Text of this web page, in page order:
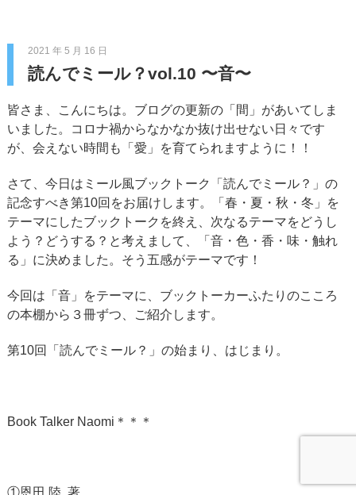
2021 年 5 月 16 日
読んでミール？vol.10 〜音〜
皆さま、こんにちは。ブログの更新の「間」があいてしま
いました。コロナ禍からなかなか抜け出せない日々です
が、会えない時間も「愛」を育てられますように！！
さて、今日はミール風ブックトーク「読んでミール？」の
記念すべき第10回をお届けします。「春・夏・秋・冬」を
テーマにしたブックトークを終え、次なるテーマをどうし
よう？どうする？と考えまして、「音・色・香・味・触れ
る」に決めました。そう五感がテーマです！
今回は「音」をテーマに、ブックトーカーふたりのこころ
の本棚から３冊ずつ、ご紹介します。
第10回「読んでミール？」の始まり、はじまり。
Book Talker Naomi＊＊＊